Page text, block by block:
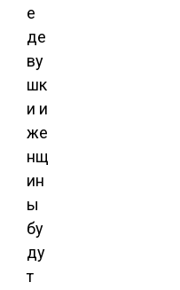
е
де
ву
шк
и и
же
нщ
ин
ы
бу
ду
т